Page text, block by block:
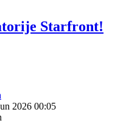
Starfront!
2026 00:05